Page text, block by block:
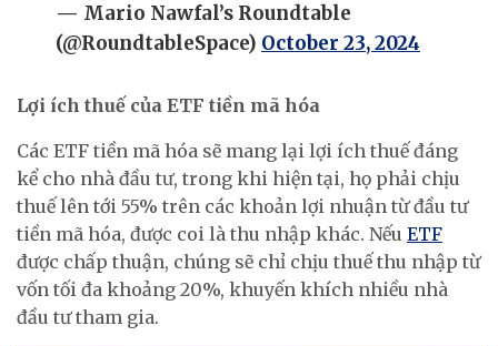
— Mario Nawfal’s Roundtable
(@RoundtableSpace) October 23, 2024
Lợi ích thuế của ETF tiền mã hóa
Các ETF tiền mã hóa sẽ mang lại lợi ích thuế đáng
kể cho nhà đầu tư, trong khi hiện tại, họ phải chịu
thuế lên tới 55% trên các khoản lợi nhuận từ đầu tư
tiền mã hóa, được coi là thu nhập khác. Nếu ETF
được chấp thuận, chúng sẽ chỉ chịu thuế thu nhập từ
vốn tối đa khoảng 20%, khuyến khích nhiều nhà
đầu tư tham gia.